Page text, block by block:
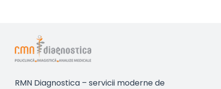
RMN Diagnostica – servicii moderne de